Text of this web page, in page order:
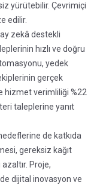
yürütebilir. Çevrimiçi
edilir.
zekâ destekli
hızlı ve doğru
yedek
gerçek
hizmet verimliliği %22
taleplerine yanıt
de katkıda
gereksiz kağıt
azaltır. Proje,
dijital inovasyon ve